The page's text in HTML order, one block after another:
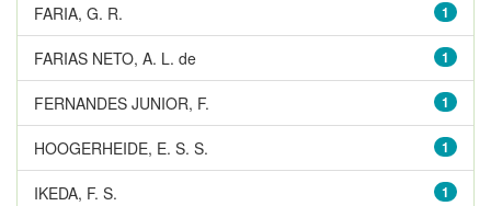
1
FARIA, G. R.
1
FARIAS NETO, A. L. de
1
FERNANDES JUNIOR, F.
1
HOOGERHEIDE, E. S. S.
1
IKEDA, F. S.